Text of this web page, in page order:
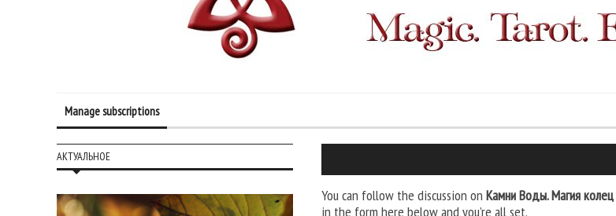
Manage subscriptions
You can follow the discussion on Камни Воды. Магия колец
in the form here below and you’re all set.
АКТУАЛЬНОЕ